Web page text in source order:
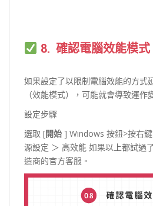
8. 確認電腦效能模式
如果設定了以限制電腦效能的方式
（效能模式），可能就會導致運
設定步驟
選取 [開始 ] Windows 按鈕>按右
源設定 ＞ 高效能 如果以上都試過
造商的官方客服。